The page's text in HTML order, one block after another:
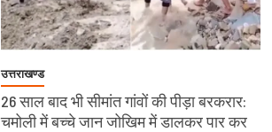
उत्तराखण्ड
26 साल बाद भी सीमांत गांवों की पीड़ा बरकरार:
चमोली में बच्चे जान जोखिम में डालकर पार कर